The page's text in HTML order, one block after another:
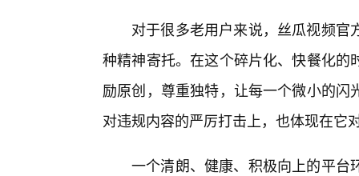
对于很多老用户来说，丝瓜视频
种精神寄托。在这个碎片化、快餐化
励原创，尊重独特，让每一个微小的
对违规内容的严厉打击上，也体现在它
一个清朗、健康、积极向上的平台